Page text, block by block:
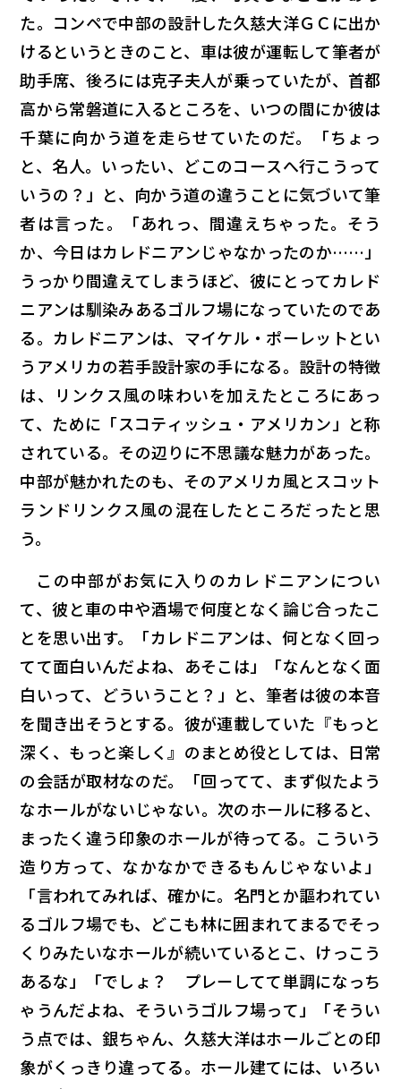
た。コンペで中部の設計した久慈大洋ＧＣに出か
けるというときのこと、車は彼が運転して筆者が
助手席、後ろには克子夫人が乗っていたが、首都
高から常磐道に入るところを、いつの間にか彼は
千葉に向かう道を走らせていたのだ。「ちょっ
と、名人。いったい、どこのコースへ行こうって
いうの？」と、向かう道の違うことに気づいて筆
者は言った。「あれっ、間違えちゃった。そう
か、今日はカレドニアンじゃなかったのか……」
うっかり間違えてしまうほど、彼にとってカレド
ニアンは馴染みあるゴルフ場になっていたのであ
る。カレドニアンは、マイケル・ポーレットとい
うアメリカの若手設計家の手になる。設計の特徴
は、リンクス風の味わいを加えたところにあっ
て、ために「スコティッシュ・アメリカン」と称
されている。その辺りに不思議な魅力があった。
中部が魅かれたのも、そのアメリカ風とスコット
ランドリンクス風の混在したところだったと思
う。
この中部がお気に入りのカレドニアンについ
て、彼と車の中や酒場で何度となく論じ合ったこ
とを思い出す。「カレドニアンは、何となく回っ
てて面白いんだよね、あそこは」「なんとなく面
白いって、どういうこと？」と、筆者は彼の本音
を聞き出そうとする。彼が連載していた『もっと
深く、もっと楽しく』のまとめ役としては、日常
の会話が取材なのだ。「回ってて、まず似たよう
なホールがないじゃない。次のホールに移ると、
まったく違う印象のホールが待ってる。こういう
造り方って、なかなかできるもんじゃないよ」
「言われてみれば、確かに。名門とか謳われてい
るゴルフ場でも、どこも林に囲まれてまるでそっ
くりみたいなホールが続いているとこ、けっこう
あるな」「でしょ？ プレーしてて単調になっち
ゃうんだよね、そういうゴルフ場って」「そうい
う点では、銀ちゃん、久慈大洋はホールごとの印
象がくっきり違ってる。ホール建てには、いろい